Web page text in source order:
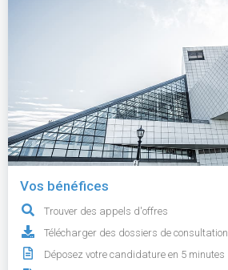
Vos bénéfices
Trouver des appels d'offres
Télécharger des dossiers de consultation
Déposez votre candidature en 5 minutes